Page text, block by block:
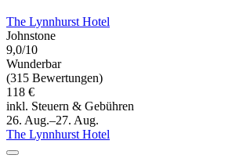
The Lynnhurst Hotel
Johnstone
9,0/10
Wunderbar
(315 Bewertungen)
118 €
inkl. Steuern & Gebühren
26. Aug.–27. Aug.
The Lynnhurst Hotel